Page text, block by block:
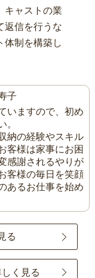
キャストの業
返信を行うな
体制を構築し
子
いますので、初め
。
納の経験やスキル
客様は家事にお困
感謝されるやりが
客様の毎日を笑顔
あるお仕事を始め
る
く見る